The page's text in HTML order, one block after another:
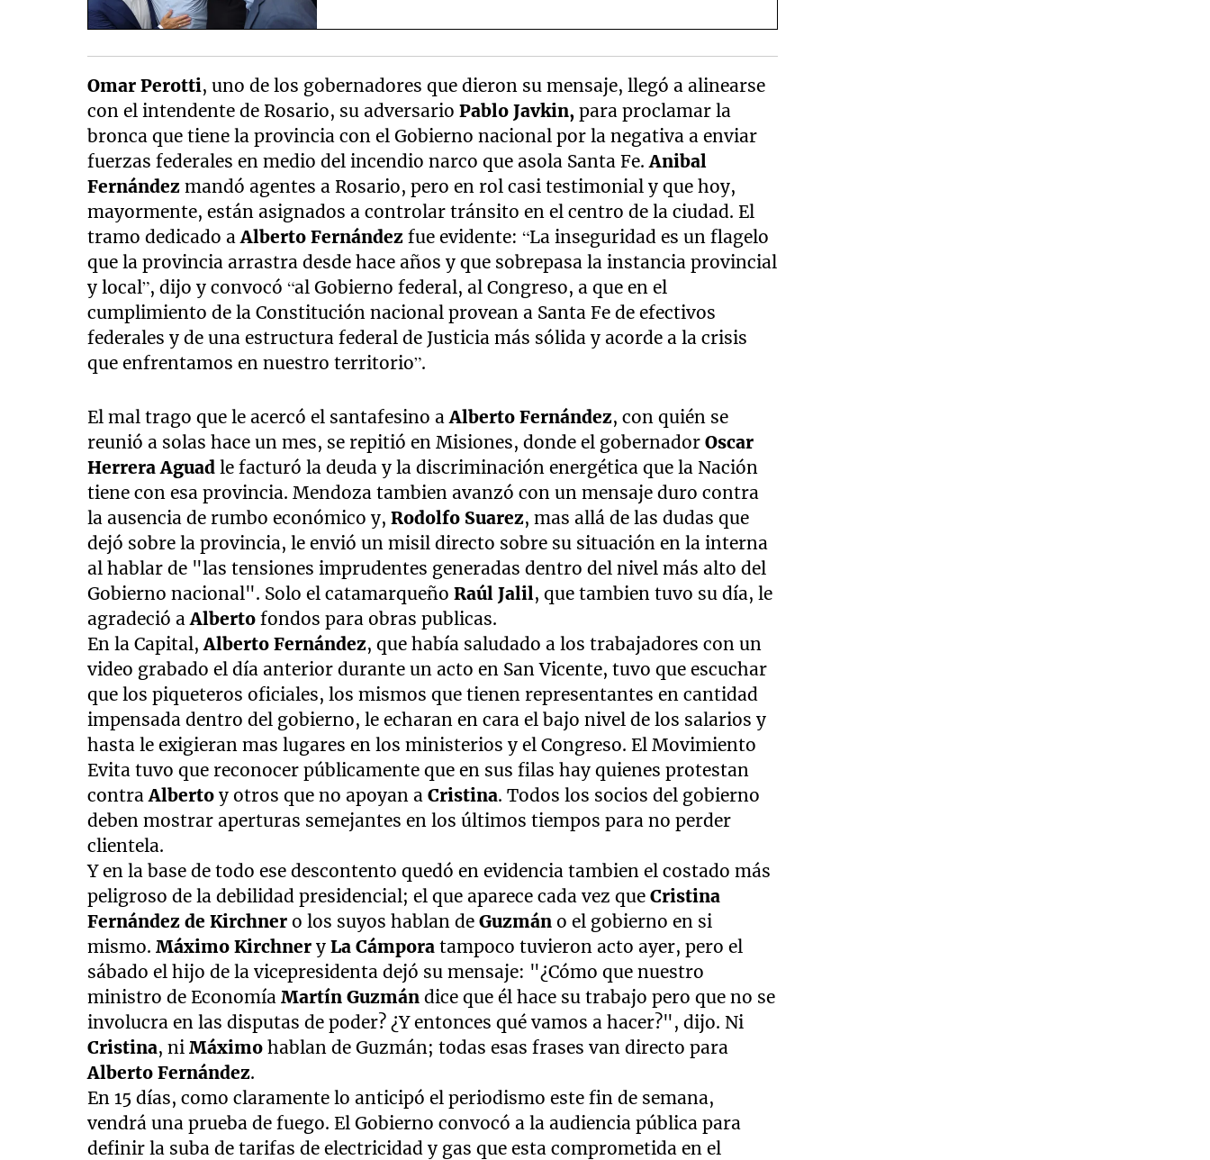
Omar Perotti, uno de los gobernadores que dieron su mensaje, llegó a alinearse
con el intendente de Rosario, su adversarioPablo Javkin, para proclamar la
bronca que tiene la provincia con el Gobierno nacional por la negativa a enviar
fuerzas federales en medio del incendio narco que asola Santa Fe.Anibal
Fernández mandó agentes a Rosario, pero en rol casi testimonial y que hoy,
mayormente, están asignados a controlar tránsito en el centro de la ciudad. El
tramo dedicado aAlberto Fernándezfue evidente: “La inseguridad es un flagelo
que la provincia arrastra desde hace años y que sobrepasa la instancia provincial
y local”, dijo y convocó “al Gobierno federal, al Congreso, a que en el
cumplimiento de la Constitución nacional provean a Santa Fe de efectivos
federales y de una estructura federal de Justicia más sólida y acorde a la crisis
que enfrentamos en nuestro territorio”.
El mal trago que le acercó el santafesino aAlberto Fernández, con quién se
reunió a solas hace un mes, se repitió en Misiones, donde el gobernadorOscar
Herrera Aguadle facturó la deuda y la discriminación energética que la Nación
tiene con esa provincia. Mendoza tambien avanzó con un mensaje duro contra
la ausencia de rumbo económico y,Rodolfo Suarez, mas allá de las dudas que
dejó sobre la provincia, le envió un misil directo sobre su situación en la interna
al hablar de "las tensiones imprudentes generadas dentro del nivel más alto del
Gobierno nacional". Solo el catamarqueñoRaúl Jalil, que tambien tuvo su día, le
agradeció aAlbertofondos para obras publicas.
En la Capital,Alberto Fernández, que había saludado a los trabajadores con un
video grabado el día anterior durante un acto en San Vicente, tuvo que escuchar
que los piqueteros oficiales, los mismos que tienen representantes en cantidad
impensada dentro del gobierno, le echaran en cara el bajo nivel de los salarios y
hasta le exigieran mas lugares en los ministerios y el Congreso. El Movimiento
Evita tuvo que reconocer públicamente que en sus filas hay quienes protestan
contraAlberto y otros que no apoyan aCristina. Todos los socios del gobierno
deben mostrar aperturas semejantes en los últimos tiempos para no perder
clientela.
Y en la base de todo ese descontento quedó en evidencia tambien el costado más
peligroso de la debilidad presidencial; el que aparece cada vez queCristina
Fernández de Kirchner o los suyos hablan deGuzmán o el gobierno en si
mismo.Máximo KirchneryLa Cámporatampoco tuvieron acto ayer, pero el
sábado el hijo de la vicepresidenta dejó su mensaje: "¿Cómo que nuestro
ministro de EconomíaMartín Guzmán dice que él hace su trabajo pero que no se
involucra en las disputas de poder? ¿Y entonces qué vamos a hacer?", dijo. Ni
Cristina, niMáximo hablan de Guzmán; todas esas frases van directo para
Alberto Fernández.
En 15 días, como claramente lo anticipó el periodismo este fin de semana,
vendrá una prueba de fuego. El Gobierno convocó a la audiencia pública para
definir la suba de tarifas de electricidad y gas que esta comprometida en el